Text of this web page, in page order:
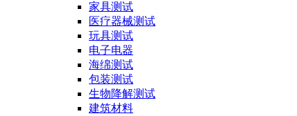
家具测试
医疗器械测试
玩具测试
电子电器
海绵测试
包装测试
生物降解测试
建筑材料